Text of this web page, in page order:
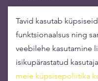
Tavid kasutab
funktsionaalsus ning
veebilehe kasutamine
isikupärastatud
meie küpsisepoliitika